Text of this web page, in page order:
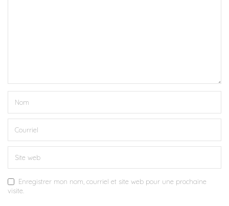
Enregistrer mon nom, courriel et site web pour une prochaine
visite.